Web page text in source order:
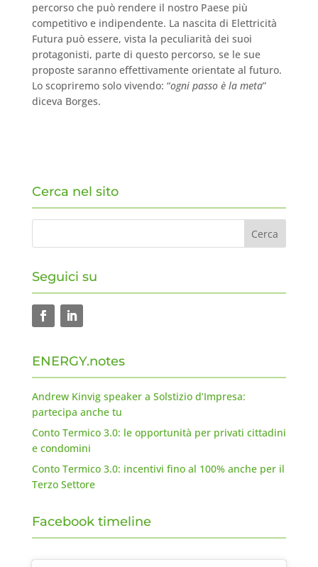
percorso che può rendere il nostro Paese più
competitivo e indipendente. La nascita di Elettricità
Futura può essere, vista la peculiarità dei suoi
protagonisti, parte di questo percorso, se le sue
proposte saranno effettivamente orientate al futuro.
Lo scopriremo solo vivendo: “ogni passo è la meta”
diceva Borges.
Cerca nel sito
Seguici su
ENERGY.notes
Andrew Kinvig speaker a Solstizio d’Impresa:
partecipa anche tu
Conto Termico 3.0: le opportunità per privati cittadini
e condomini
Conto Termico 3.0: incentivi fino al 100% anche per il
Terzo Settore
Facebook timeline